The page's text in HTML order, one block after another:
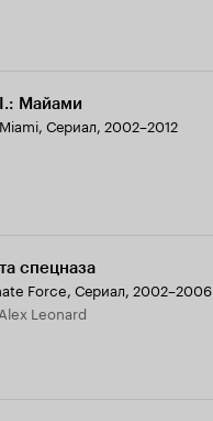
Майами
, Сериал, 2002–2012
спецназа
Force, Сериал, 2002–2006
Alex Leonard